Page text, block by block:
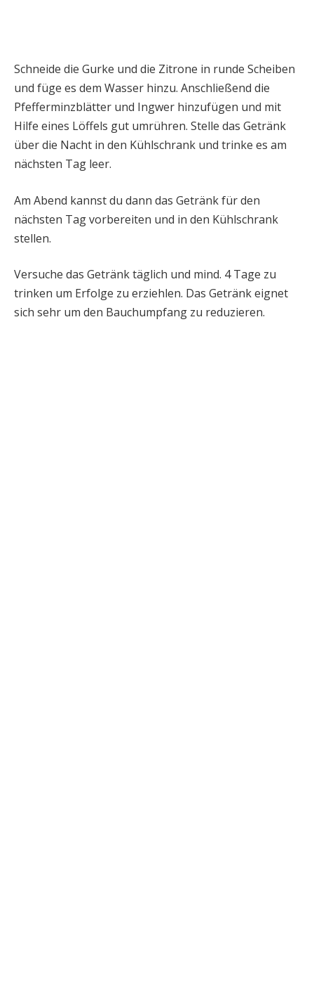
Schneide die Gurke und die Zitrone in runde Scheiben
und füge es dem Wasser hinzu. Anschließend die
Pfefferminzblätter und Ingwer hinzufügen und mit
Hilfe eines Löffels gut umrühren. Stelle das Getränk
über die Nacht in den Kühlschrank und trinke es am
nächsten Tag leer.
Am Abend kannst du dann das Getränk für den
nächsten Tag vorbereiten und in den Kühlschrank
stellen.
Versuche das Getränk täglich und mind. 4 Tage zu
trinken um Erfolge zu erziehlen. Das Getränk eignet
sich sehr um den Bauchumpfang zu reduzieren.